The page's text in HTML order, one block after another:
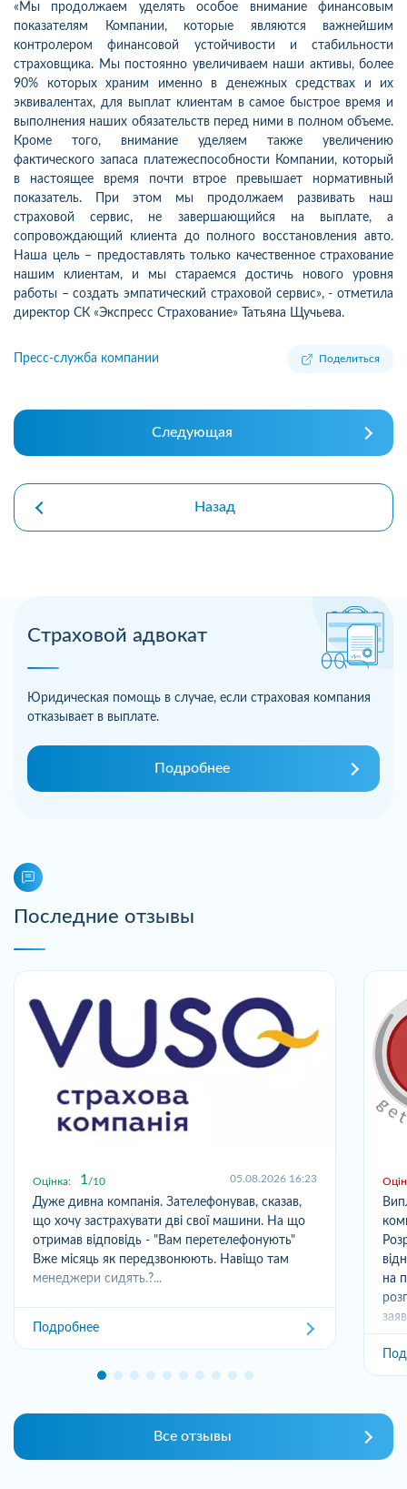
Страховой адвокат
Юридическая помощь в случае, если страховая компания
отказывает в выплате.
Подробнее
Последние отзывы
Оцінка: 1 10 05.08.2026 16:23
Дуже дивна компанія. Зателефонував, сказав,
що хочу застрахувати дві свої машини. На що
отримав відповідь - "Вам перетелефонують"
Вже місяць як передзвонюють. Навіщо там
менеджери сидять.?...
Подробнее
на
Все отзывы
«Мы продолжаем уделять особое внимание финансовым
показателям Компании, которые являются важнейшим
контролером финансовой устойчивости и стабильности
страховщика. Мы постоянно увеличиваем наши активы, более
90% которых храним именно в денежных средствах и их
эквивалентах, для выплат клиентам в самое быстрое время и
выполнения наших обязательств перед ними в полном объеме.
Кроме того, внимание уделяем также увеличению
фактического запаса платежеспособности Компании, который
в настоящее время почти втрое превышает нормативный
показатель. При этом мы продолжаем развивать наш
страховой сервис, не завершающийся на выплате, а
сопровождающий клиента до полного восстановления авто.
Наша цель – предоставлять только качественное страхование
нашим клиентам, и мы стараемся достичь нового уровня
работы – создать эмпатический страховой сервис», - отметила
директор СК «Экспресс Страхование» Татьяна Щучьева.
Пресс-служба компании Поделиться
Следующая
Назад